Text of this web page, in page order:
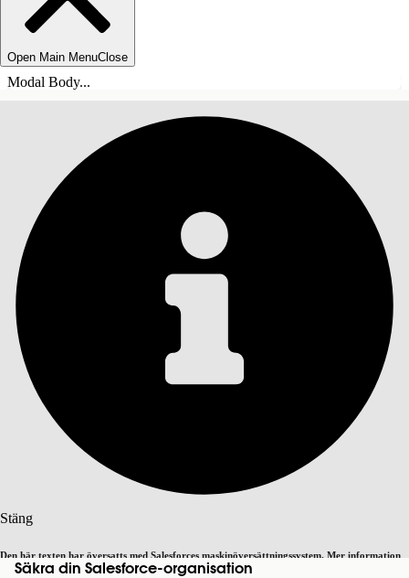
Open Main MenuClose
Modal Body...
Stäng
Den här texten har översatts med Salesforces maskinöversättningssystem. Mer information
. Byt till engelska Inte nu
Säkra din Salesforce-organisation
Innehållsförteckningar
INNEHÅLLSFÖRTECKNINGAR